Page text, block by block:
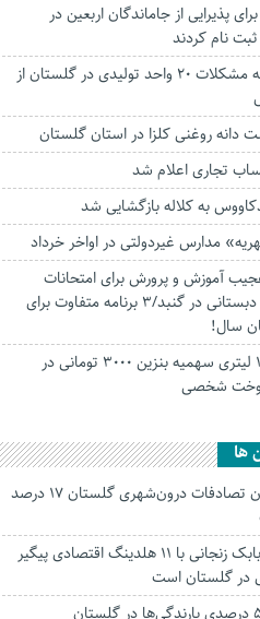
برای پذیرایی از جاماندگان اربعین در
نام کردند
رسیدگی به مشکلات ۲۰ واحد تولیدی در گلستان از
دانه روغنی کلزا در استان گلستان
تجاری اعلام شد
به کلاله بازگشایی شد
مدارس غیردولتی در اواخر خرداد
آموزش و پرورش برای امتحانات
دانش‌آموزان دبستانی در‌ گنبد/۳ برنامه متفاوت برای
سال!
کاهش 100 لیتری سهمیه بنزین 3000 تومانی در
شخصی
ها
جانباختگان تصادفات درون‌شهری گلستان ۱۷ درصد
استاندار: بابک زنجانی با ۱۱ هلدینگ اقتصادی پیگیر
در گلستان است